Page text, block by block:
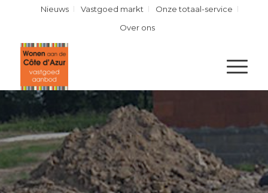
Nieuws Vastgoed markt
Onze totaal-service
Over ons